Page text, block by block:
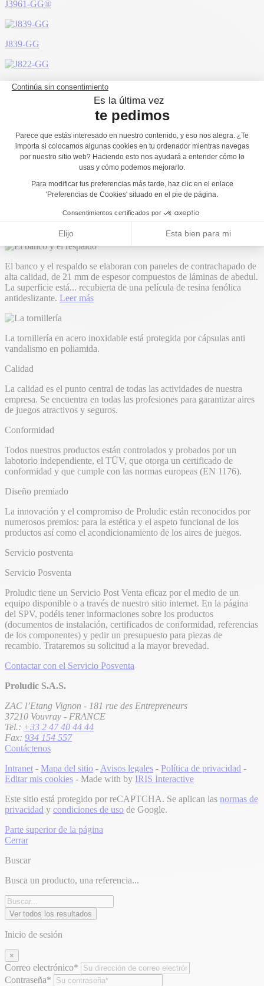
J3961-GG®
J839-GG
J822-GG
Materiales
Los tableros coloreados se elaboran a partir de un material HPL
una excelente resistencia contra las... inclemencias del tiempo y al
El banco y el respaldo se elaboran con paneles de contrachapado de
alta calidad, de 21 mm de espesor compuestos de láminas de abedul.
La superficie está... recubierta de una película de resina fenólica
antideslizante. Leer más
La tornillería en acero inoxidable está protegida por cápsulas anti
vandalismo en poliamida.
Calidad
La calidad es el punto central de todas las actividades de nuestra
empresa. Se encuentra en todas las profesiones para garantizar aires
de juegos atractivos y seguros.
Conformidad
Todos nuestros productos están controlados y probados por un
labotorio independiente, el TÜV, que otorga un certificado de
conformidad y que cumple con las normas europeas (EN 1176).
Diseño premiado
La innovación y el compromiso de Proludic están reconocidos por
numerosos premios: para la estética y el aspeto funcional de los
productos así como el acondicionamiento de los aires de juegos.
Servicio postventa
Servicio Posventa
Proludic tiene un Servicio Post Venta eficaz por el medio de un
equipo disponible o a través de nuestro sitio internet. En la página
del SPV, podéis tener informaciones sobre los productos
(documentos de instalación, certificados de conformidad, referencias
de los componentes) y pedir un presupuesto para piezas de
recambio. Trataremos su solicitud a la mayor brevedad.
Contactar con el Servicio Posventa
Proludic S.A.S.
ZAC l’Etang Vignon - 181 rue des Entrepreneurs
37210 Vouvray - FRANCE
Tel.: +33 2 47 40 44 44
Fax: 934 154 557
Contáctenos
Intranet - Mapa del sitio - Avisos legales - Política de privacidad -
Editar mis cookies - Made with by IRIS Interactive
Este sitio está protegido por reCAPTCHA. Se aplican las normas de
privacidad y condiciones de uso de Google.
Parte superior de la página
Cerrar
Buscar
Busca un producto, una referencia...
Ver todos los resultados
Inicio de sesión
×
Correo electrónico*
Contraseña*